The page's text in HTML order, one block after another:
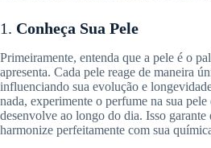
1. Conheça Sua Pele
Primeiramente, entenda que a pele é o
apresenta. Cada pele reage de maneira
influenciando sua evolução e
nada, experimente o perfume na sua pele
desenvolve ao longo do dia. Isso garante
harmonize perfeitamente com sua